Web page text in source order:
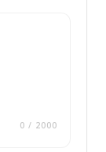
0 / 2000